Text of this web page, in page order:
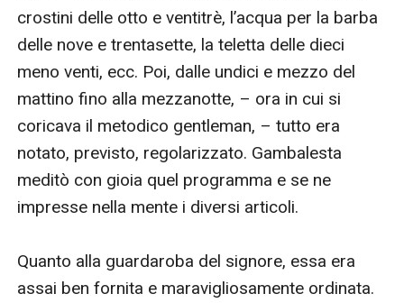
crostini delle otto e ventitrè, l’acqua per la barba
delle nove e trentasette, la teletta delle dieci
meno venti, ecc. Poi, dalle undici e mezzo del
mattino fino alla mezzanotte, – ora in cui si
coricava il metodico gentleman, – tutto era
notato, previsto, regolarizzato. Gambalesta
meditò con gioia quel programma e se ne
impresse nella mente i diversi articoli.
Quanto alla guardaroba del signore, essa era
assai ben fornita e maravigliosamente ordinata.